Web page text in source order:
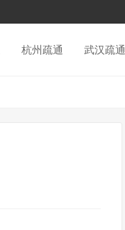
杭州疏通 武汉疏通